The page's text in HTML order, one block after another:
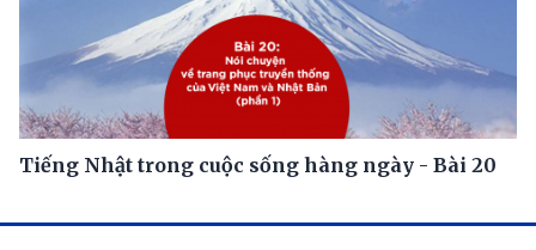
Tiếng Nhật trong cuộc sống hàng ngày - Bài 20